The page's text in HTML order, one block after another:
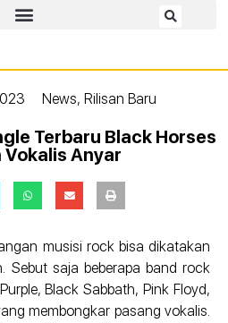
News, Rilisan Baru
Terbaru Black Horses
Vokalis Anyar
musisi rock bisa dikatakan
Sebut saja beberapa band rock
Black Sabbath, Pink Floyd,
membongkar pasang vokalis.